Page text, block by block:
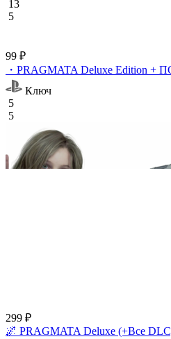
13
5
99 ₽
・PRAGMATA Deluxe Edition +
Ключ
5
5
299 ₽
🌌 PRAGMATA Deluxe (+Все